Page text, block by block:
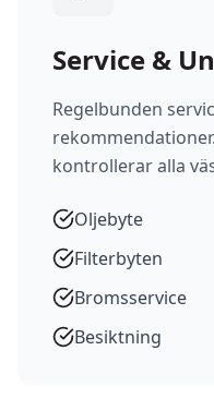
Service &
Regelbunden
kontrollerar alla
Oljebyte
Filterbyten
Bromsservice
Besiktning